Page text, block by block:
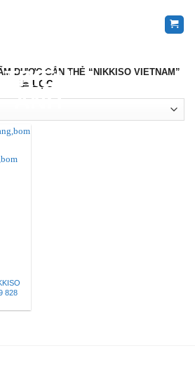
ĐƯỢC GẮN THẺ “NIKKISO VIETNAM”
LỌC
828